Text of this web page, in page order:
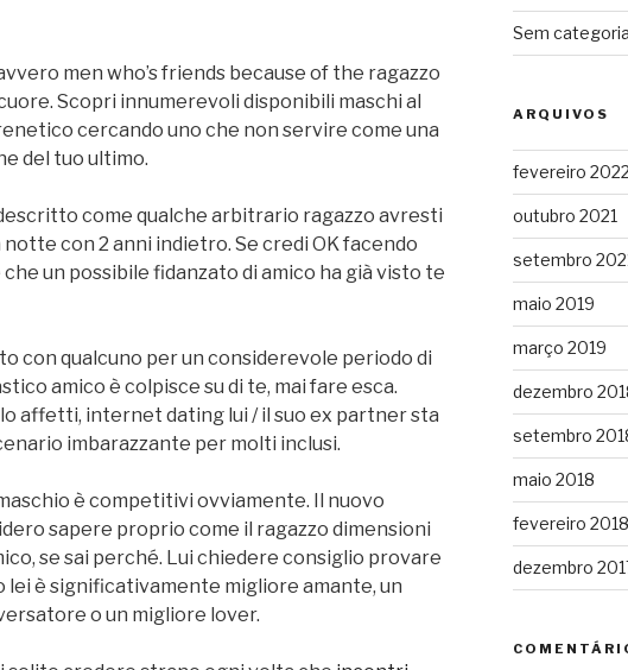
men who’s friends because of the ragazzo
Scopri innumerevoli disponibili maschi al
cercando uno che non servire come una
del tuo ultimo.
come qualche arbitrario ragazzo avresti
notte con 2 anni indietro. Se credi OK facendo
un possibile fidanzato di amico ha già visto te
con qualcuno per un considerevole periodo di
amico è colpisce su di te, mai fare esca.
affetti, internet dating lui / il suo ex partner sta
imbarazzante per molti inclusi.
è competitivi ovviamente. Il nuovo
sapere proprio come il ragazzo dimensioni
se sai perché. Lui chiedere consiglio provare
lei è significativamente migliore amante, un
o un migliore lover.
Sem categoria
ARQUIVOS
fevereiro 2022
outubro 2021
setembro
maio 2019
março 2019
dezembro
setembro
maio 2018
fevereiro 2018
dezembro